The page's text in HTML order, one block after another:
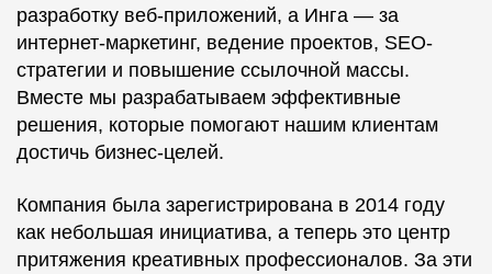
разработку веб-приложений, а Инга — за
интернет-маркетинг, ведение проектов, SEO-
стратегии и повышение ссылочной массы.
Вместе мы разрабатываем эффективные
решения, которые помогают нашим клиентам
достичь бизнес-целей.
Компания была зарегистрирована в 2014 году
как небольшая инициатива, а теперь это центр
притяжения креативных профессионалов. За эти